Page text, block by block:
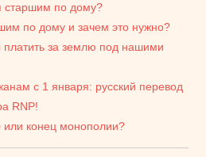
старшим по дому?
по дому и зачем это нужно?
платить за землю под нашими
с 1 января: русский перевод
RNP!
или конец монополии?